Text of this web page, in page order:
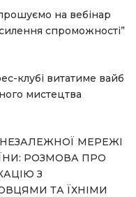
на вебінар
спроможності”
клубі витатиме вайб
мистецтва
МЕРЕЖІ
РОЗМОВА ПРО
З
ТА ЇХНІМИ